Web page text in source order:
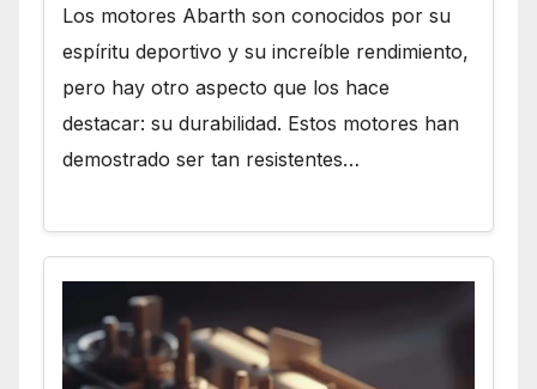
Los motores Abarth son conocidos por su
espíritu deportivo y su increíble rendimiento,
pero hay otro aspecto que los hace
destacar: su durabilidad. Estos motores han
demostrado ser tan resistentes…